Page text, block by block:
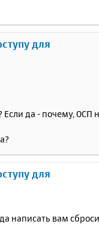
для
да - почему, ОСП
для
написать вам